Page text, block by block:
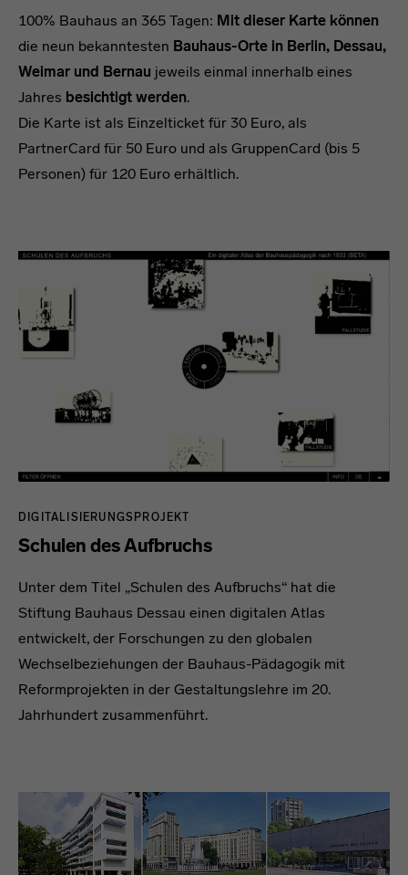
100% Bauhaus an 365 Tagen: Mit dieser Karte können
die neun bekanntesten Bauhaus-Orte in Berlin, Dessau,
Weimar und Bernau jeweils einmal innerhalb eines
Jahres besichtigt werden.
Die Karte ist als Einzelticket für 30 Euro, als
PartnerCard für 50 Euro und als GruppenCard (bis 5
Personen) für 120 Euro erhältlich.
DIGITALISIERUNGSPROJEKT
Schulen des Aufbruchs
Unter dem Titel „Schulen des Aufbruchs“ hat die
Stiftung Bauhaus Dessau einen digitalen Atlas
entwickelt, der Forschungen zu den globalen
Wechselbeziehungen der Bauhaus-Pädagogik mit
Reformprojekten in der Gestaltungslehre im 20.
Jahrhundert zusammenführt.